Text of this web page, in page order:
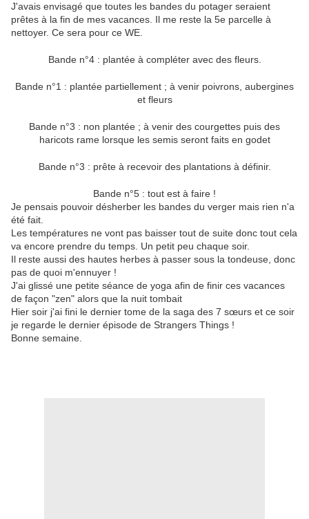
J'avais envisagé que toutes les bandes du potager seraient
prêtes à la fin de mes vacances. Il me reste la 5e parcelle à
nettoyer. Ce sera pour ce WE.
Bande n°4 : plantée à compléter avec des fleurs.
Bande n°1 : plantée partiellement ; à venir poivrons, aubergines
et fleurs
Bande n°3 : non plantée ; à venir des courgettes puis des
haricots rame lorsque les semis seront faits en godet
Bande n°3 : prête à recevoir des plantations à définir.
Bande n°5 : tout est à faire !
Je pensais pouvoir désherber les bandes du verger mais rien n'a
été fait.
Les températures ne vont pas baisser tout de suite donc tout cela
va encore prendre du temps. Un petit peu chaque soir.
Il reste aussi des hautes herbes à passer sous la tondeuse, donc
pas de quoi m'ennuyer !
J'ai glissé une petite séance de yoga afin de finir ces vacances
de façon "zen" alors que la nuit tombait
Hier soir j'ai fini le dernier tome de la saga des 7 sœurs et ce soir
je regarde le dernier épisode de Strangers Things !
Bonne semaine.